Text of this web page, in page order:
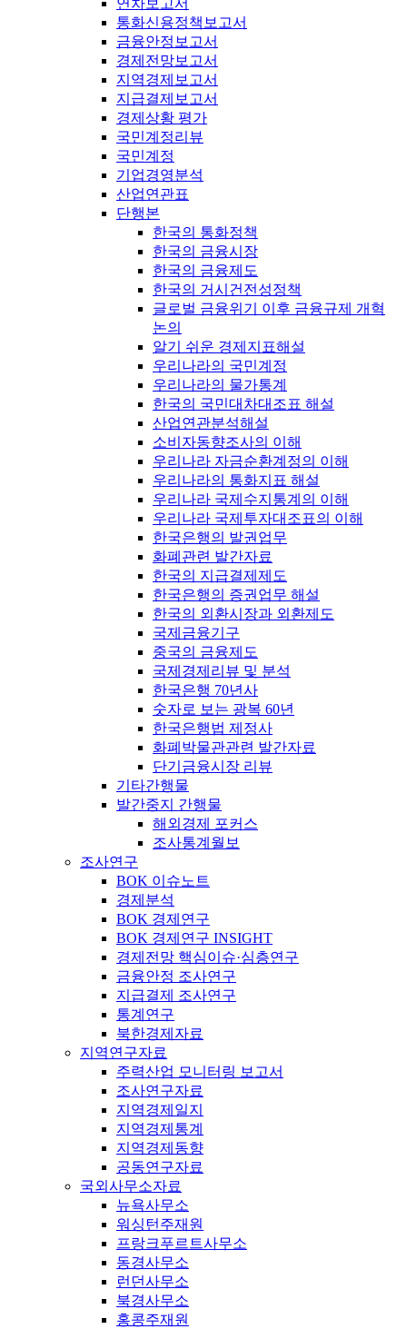
연차보고서
통화신용정책보고서
금융안정보고서
경제전망보고서
지역경제보고서
지급결제보고서
경제상황 평가
국민계정리뷰
국민계정
기업경영분석
산업연관표
단행본
한국의 통화정책
한국의 금융시장
한국의 금융제도
한국의 거시건전성정책
글로벌 금융위기 이후 금융규제 개혁
논의
알기 쉬운 경제지표해설
우리나라의 국민계정
우리나라의 물가통계
한국의 국민대차대조표 해설
산업연관분석해설
소비자동향조사의 이해
우리나라 자금순환계정의 이해
우리나라의 통화지표 해설
우리나라 국제수지통계의 이해
우리나라 국제투자대조표의 이해
한국은행의 발권업무
화폐관련 발간자료
한국의 지급결제제도
한국은행의 증권업무 해설
한국의 외환시장과 외환제도
국제금융기구
중국의 금융제도
국제경제리뷰 및 분석
한국은행 70년사
숫자로 보는 광복 60년
한국은행법 제정사
화폐박물관관련 발간자료
단기금융시장 리뷰
기타간행물
발간중지 간행물
해외경제 포커스
조사통계월보
조사연구
BOK 이슈노트
경제분석
BOK 경제연구
BOK 경제연구 INSIGHT
경제전망 핵심이슈·심층연구
금융안정 조사연구
지급결제 조사연구
통계연구
북한경제자료
지역연구자료
주력산업 모니터링 보고서
조사연구자료
지역경제일지
지역경제통계
지역경제동향
공동연구자료
국외사무소자료
뉴욕사무소
워싱턴주재원
프랑크푸르트사무소
동경사무소
런던사무소
북경사무소
홍콩주재원